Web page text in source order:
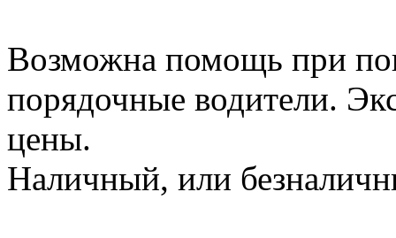
Возможна помощь при
порядочные водители.
цены.
Наличный, или